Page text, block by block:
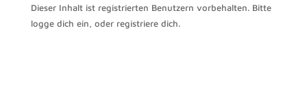
Dieser Inhalt ist registrierten Benutzern vorbehalten. Bitte
logge dich ein, oder registriere dich.